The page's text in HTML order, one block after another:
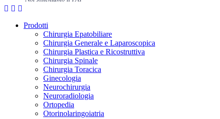
Prodotti
Chirurgia Epatobiliare
Chirurgia Generale e Laparoscopica
Chirurgia Plastica e Ricostruttiva
Chirurgia Spinale
Chirurgia Toracica
Ginecologia
Neurochirurgia
Neuroradiologia
Ortopedia
Otorinolaringoiatria